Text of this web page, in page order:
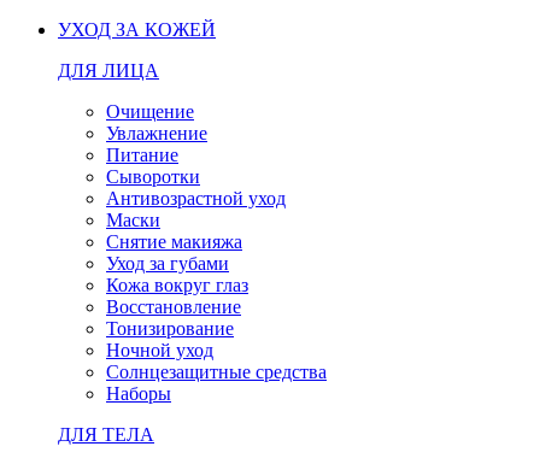
УХОД ЗА КОЖЕЙ
ДЛЯ ЛИЦА
Очищение
Увлажнение
Питание
Сыворотки
Антивозрастной уход
Маски
Снятие макияжа
Уход за губами
Кожа вокруг глаз
Восстановление
Тонизирование
Ночной уход
Солнцезащитные средства
Наборы
ДЛЯ ТЕЛА